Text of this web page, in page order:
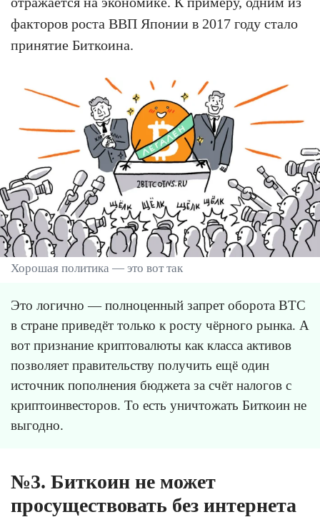
факторов роста ВВП Японии в 2017 году стало
принятие Биткоина.
Хорошая политика — это вот так
Это логично — полноценный запрет оборота BTC
в стране приведёт только к росту чёрного рынка. А
вот признание криптовалюты как класса активов
позволяет правительству получить ещё один
источник пополнения бюджета за счёт налогов с
криптоинвесторов. То есть уничтожать Биткоин не
выгодно.
№3. Биткоин не может
просуществовать без интернета